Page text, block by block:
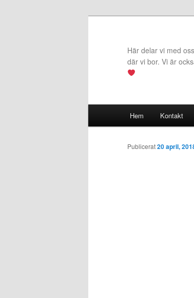
Här delar vi med
där vi bor. Vi är
Hem Kontakt
Publicerat20 april,